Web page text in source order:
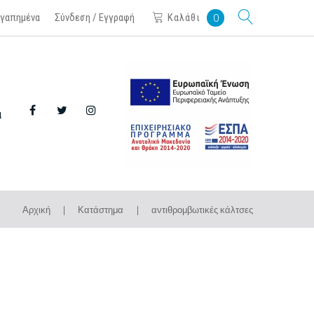
Σύνδεση / Εγγραφή Καλάθι 0
Instagram
Αρχική | Κατάστημα | αντιθρομβωτικές κάλτσες